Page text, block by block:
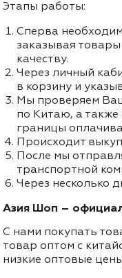
Этапы работы:
Сперва
заказывая
качеству.
Через личный
в корзину и
Мы проверяем Ваш
по Китаю, а также
границы
Происходит
После мы
транспортной
Через несколько
Азия Шоп –
С нами покупать
товар оптом с
низкие оптовые